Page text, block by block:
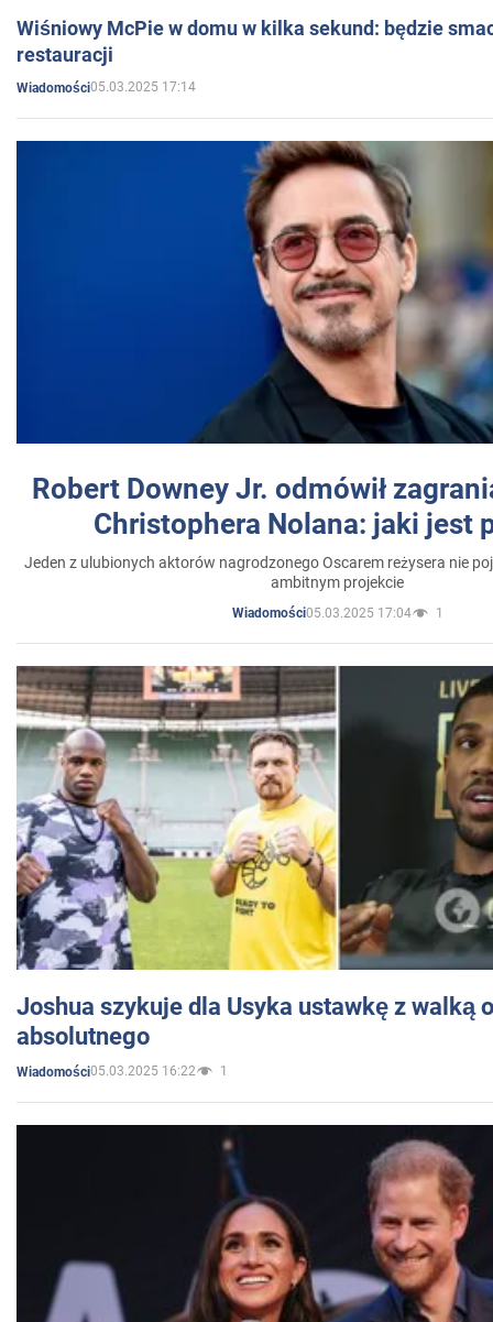
Wiśniowy McPie w domu w kilka sekund: będzie
restauracji
Wiadomości05.03.2025 17:14
Robert Downey Jr. odmówił
Christophera Nolana: jaki jest
Jeden z ulubionych aktorów nagrodzonego Oscarem reżysera nie
ambitnym projekcie
Wiadomości05.03.2025 17:04 1
Joshua szykuje dla Usyka ustawkę z walką
absolutnego
Wiadomości05.03.2025 16:22 1